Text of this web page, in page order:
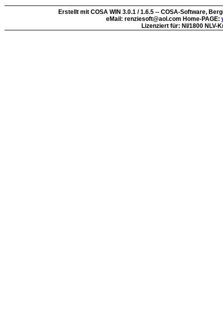
Erstellt mit COSA WIN 3.0.1 / 1.6.5 -- COSA-Software,
eMail: renziesoft@aol.com Home-PAGE:
Lizenziert für: NI/1800 NLV-